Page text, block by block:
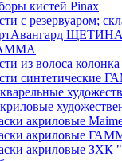
кистей Pinax
с резервуаром;
из волоса
синтетические
акриловые
акриловые
акриловые ЗХК